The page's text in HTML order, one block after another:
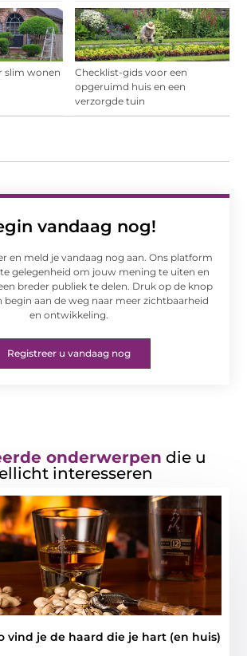
slim wonen
Checklist-gids voor een
opgeruimd huis en een
verzorgde tuin
vandaag nog!
en meld je vandaag nog aan. Ons platform
gelegenheid om jouw mening te uiten en
breder publiek te delen. Druk op de knop
begin aan de weg naar meer zichtbaarheid
en ontwikkeling.
Registreer u vandaag nog
onderwerpen die u
interesseren
vind je de haard die je hart (en huis)